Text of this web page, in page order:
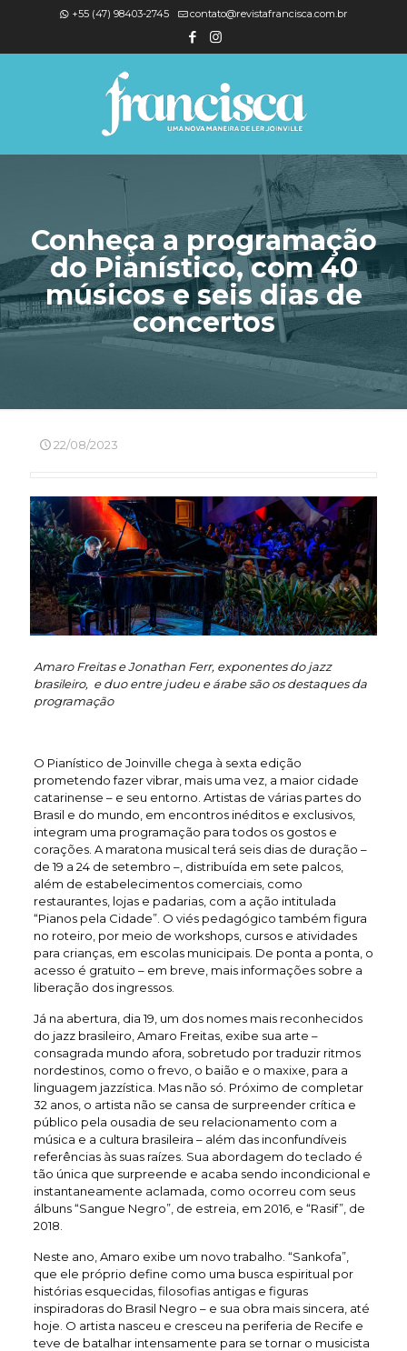
+55 (47) 98403-2745 contato@revistafrancisca.com.br
Conheça a programação
do Pianístico, com 40
músicos e seis dias de
concertos
22/08/2023
Amaro Freitas e Jonathan Ferr, exponentes do jazz
brasileiro, e duo entre judeu e árabe são os destaques da
programação
O Pianístico de Joinville chega à sexta edição
prometendo fazer vibrar, mais uma vez, a maior cidade
catarinense – e seu entorno. Artistas de várias partes do
Brasil e do mundo, em encontros inéditos e exclusivos,
integram uma programação para todos os gostos e
corações. A maratona musical terá seis dias de duração –
de 19 a 24 de setembro –, distribuída em sete palcos,
além de estabelecimentos comerciais, como
restaurantes, lojas e padarias, com a ação intitulada
“Pianos pela Cidade”. O viés pedagógico também figura
no roteiro, por meio de workshops, cursos e atividades
para crianças, em escolas municipais. De ponta a ponta, o
acesso é gratuito – em breve, mais informações sobre a
liberação dos ingressos.
Já na abertura, dia 19, um dos nomes mais reconhecidos
do jazz brasileiro, Amaro Freitas, exibe sua arte –
consagrada mundo afora, sobretudo por traduzir ritmos
nordestinos, como o frevo, o baião e o maxixe, para a
linguagem jazzística. Mas não só. Próximo de completar
32 anos, o artista não se cansa de surpreender crítica e
público pela ousadia de seu relacionamento com a
música e a cultura brasileira – além das inconfundíveis
referências às suas raízes. Sua abordagem do teclado é
tão única que surpreende e acaba sendo incondicional e
instantaneamente aclamada, como ocorreu com seus
álbuns “Sangue Negro”, de estreia, em 2016, e “Rasif”, de
2018.
Neste ano, Amaro exibe um novo trabalho. “Sankofa”,
que ele próprio define como uma busca espiritual por
histórias esquecidas, filosofias antigas e figuras
inspiradoras do Brasil Negro – e sua obra mais sincera, até
hoje. O artista nasceu e cresceu na periferia de Recife e
teve de batalhar intensamente para se tornar o musicista